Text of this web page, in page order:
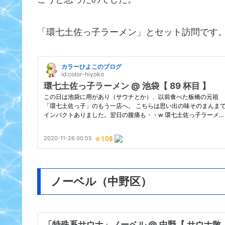
「環七土佐っ子ラーメン」とセット訪問です
ノーベル（中野区）